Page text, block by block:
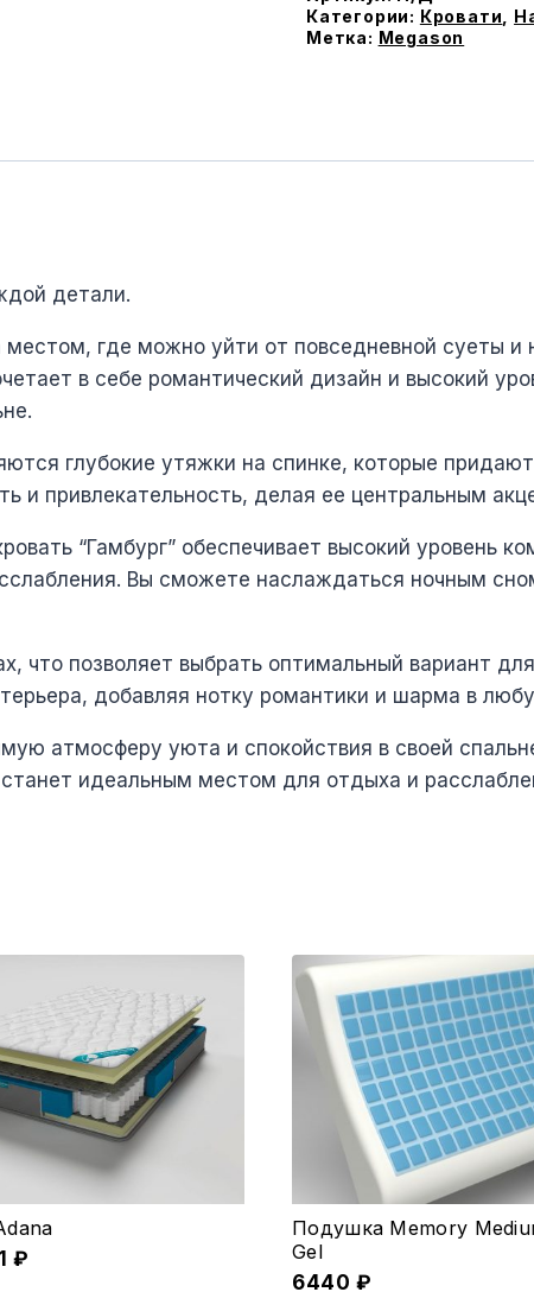
ламеляx
Категории: Кровати
Метка: Megason
детали.
где можно уйти от повседневной суеты
в себе романтический дизайн и высокий
глубокие утяжки на спинке, которые
и привлекательность, делая ее центральным
“Гамбург” обеспечивает высокий уровень
Вы сможете наслаждаться ночным
что позволяет выбрать оптимальный вариант
добавляя нотку романтики и шарма в
атмосферу уюта и спокойствия в своей
идеальным местом для отдыха и
₽
Подушка Memory
Gel
6440 ₽